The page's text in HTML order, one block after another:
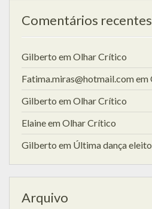
Comentários recentes
Gilberto emOlhar Crítico
Fatima.miras@hotmail.comem
Gilberto emOlhar Crítico
ElaineemOlhar Crítico
Gilberto em Última dança
Arquivo